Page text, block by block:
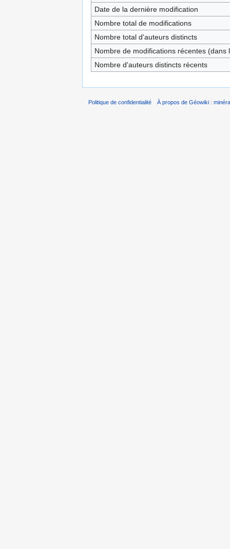
Date de la dernière modification
Nombre total de modifications
Nombre total d'auteurs distincts
Nombre de modifications récentes (dans
Nombre d'auteurs distincts récents
Politique de confidentialité À propos de Géowiki :